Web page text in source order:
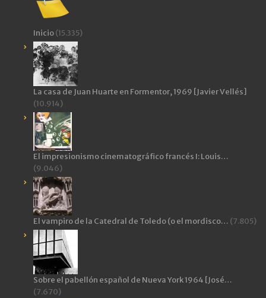
Inicio(15.335)
La casa de Juan Huarte en Formentor, 1969 [Javier Vellés]
(10.914)
El impresionismo cinematográfico francés I: Louis…
(9.046)
El vampiro de la Catedral de Toledo (o el mordisco… (7.805)
Sobre el pabellón español de Nueva York 1964 [José…
(7.670)